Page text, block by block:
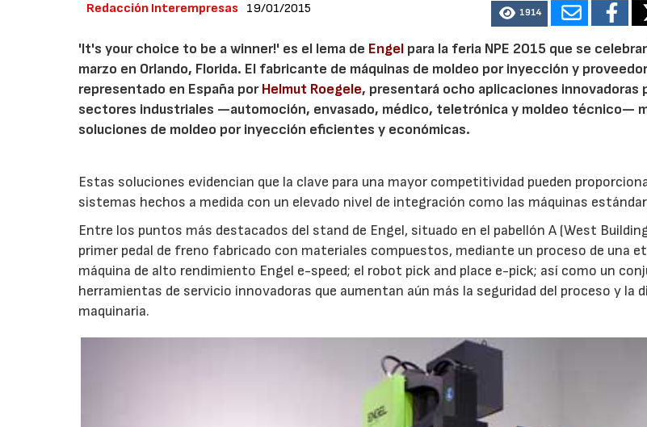
Redacción Interempresas 19/01/2015 1914
'It's your choice to be a winner!' es el lema de Engel para la feria NPE 2015 que se
marzo en Orlando, Florida. El fabricante de máquinas de moldeo por inyección y
representado en España porHelmut Roegele, presentará ocho aplicaciones innovadoras
sectores industriales —automoción, envasado, médico, teletrónica y moldeo técnico—
soluciones de moldeo por inyección eficientes y económicas.
Estas soluciones evidencian que la clave para una mayor competitividad pueden
sistemas hechos a medida con un elevado nivel de integración como las máquinas
Entre los puntos más destacados del stand de Engel, situado en el pabellón A (West
primer pedal de freno fabricado con materiales compuestos, mediante un proceso de una
máquina de alto rendimiento Engel e-speed; el robot pick and place e-pick; así como un
herramientas de servicio innovadoras que aumentan aún más la seguridad del proceso y la
maquinaria.